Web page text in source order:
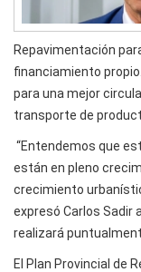
Repavimentación
financiamiento
para una mejor
transporte de
“Entendemos que
están en pleno
crecimiento
expresó Carlos Sadir
realizará
El Plan Provincial de